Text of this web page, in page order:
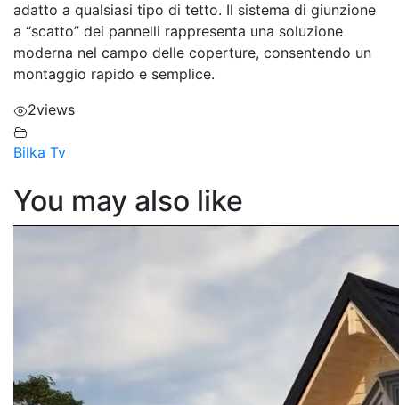
adatto a qualsiasi tipo di tetto. Il sistema di giunzione
a “scatto” dei pannelli rappresenta una soluzione
moderna nel campo delle coperture, consentendo un
montaggio rapido e semplice.
2views
Bilka Tv
You may also like